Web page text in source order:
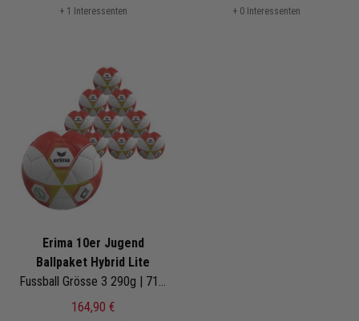
+ 1 Interessenten + 0 Interessenten
Erima 10er Jugend
Ballpaket Hybrid Lite
Fussball Grösse 3 290g | 7192608
164,90 €